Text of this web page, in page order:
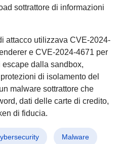
sottrattore di informazioni
attacco utilizzava CVE-2024-
e CVE-2024-4671 per
dalla sandbox,
di isolamento del
malware sottrattore che
dati delle carte di credito,
di fiducia.
Malware